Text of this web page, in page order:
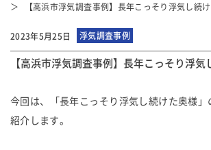
【高浜市浮気調査事例】長年こっそり浮気し続
2023年5月25日 浮気調査事例
【高浜市浮気調査事例】長年こっそり浮気
今回は、「長年こっそり浮気し続けた奥様
紹介します。